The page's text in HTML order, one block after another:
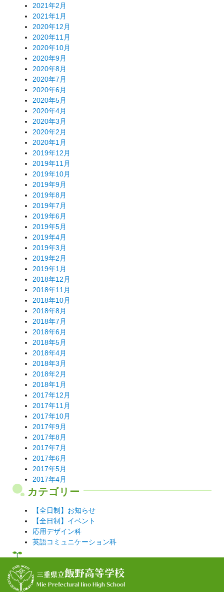
2021年2月
2021年1月
2020年12月
2020年11月
2020年10月
2020年9月
2020年8月
2020年7月
2020年6月
2020年5月
2020年4月
2020年3月
2020年2月
2020年1月
2019年12月
2019年11月
2019年10月
2019年9月
2019年8月
2019年7月
2019年6月
2019年5月
2019年4月
2019年3月
2019年2月
2019年1月
2018年12月
2018年11月
2018年10月
2018年8月
2018年7月
2018年6月
2018年5月
2018年4月
2018年3月
2018年2月
2018年1月
2017年12月
2017年11月
2017年10月
2017年9月
2017年8月
2017年7月
2017年6月
2017年5月
2017年4月
カテゴリー
【全日制】お知らせ
【全日制】イベント
応用デザイン科
英語コミュニケーション科
三重県立飯野高等学校
Mie Prefectural Iino High School